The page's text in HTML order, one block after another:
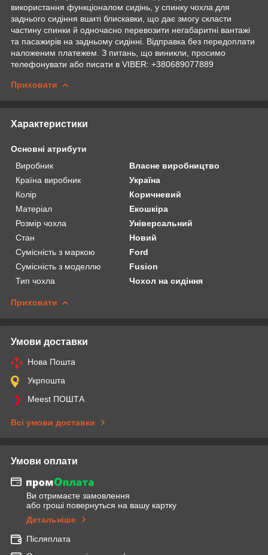
використання функціоналом сидінь, у спинку чохла для
заднього сидіння вшиті блискавки, що дає змогу скласти
частину спинки й одночасно перевозити негабаритні вантажі
та пасажирів на задньому сидінні. Відправка без передоплати
наложеним платежем. З питань, що виникли, просимо
телефонувати або писати в VIBER: +380689077889
Приховати
Характеристики
Основні атрибути
Виробник
Власне виробництво
Країна виробник
Україна
Колір
Коричневий
Матеріал
Екошкіра
Розмір чохла
Універсальний
Стан
Новий
Сумісність з маркою
Ford
Сумісність з моделлю
Fusion
Тип чохла
Чохол на сидіння
Приховати
Умови доставки
Нова Пошта
Укрпошта
Meest ПОШТА
Всі умови доставки
Умови оплати
Ви отримаєте замовлення
або гроші повернуться на вашу картку
Детальніше
Післяплата